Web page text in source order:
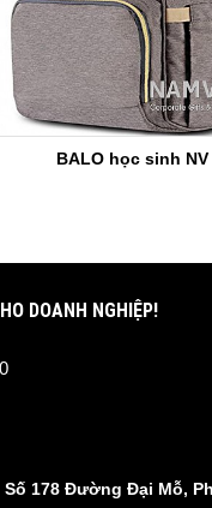
BALO học sinh NV
DOANH NGHIỆP!
178 Đường Đại Mỗ,